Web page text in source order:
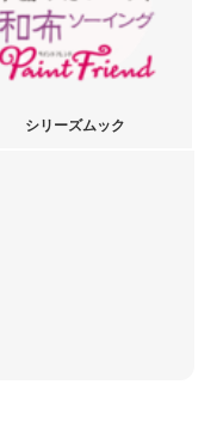
シリーズムック